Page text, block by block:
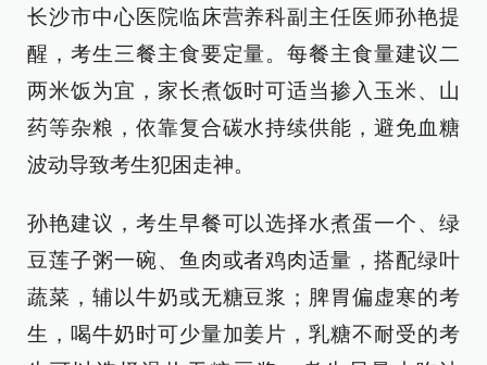
长沙市中心医院临床营养科副主任医师孙艳提
醒，考生三餐主食要定量。每餐主食量建议二
两米饭为宜，家长煮饭时可适当掺入玉米、山
药等杂粮，依靠复合碳水持续供能，避免血糖
波动导致考生犯困走神。
孙艳建议，考生早餐可以选择水煮蛋一个、绿
豆莲子粥一碗、鱼肉或者鸡肉适量，搭配绿叶
蔬菜，辅以牛奶或无糖豆浆；脾胃偏虚寒的考
生，喝牛奶时可少量加姜片，乳糖不耐受的考